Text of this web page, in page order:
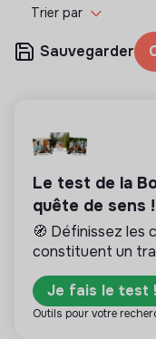
Trier par
Sauvegarder
Le test de la
quête de sens !
🧭 Définissez les
constituent un
Je fais le test !
Outils pour votre